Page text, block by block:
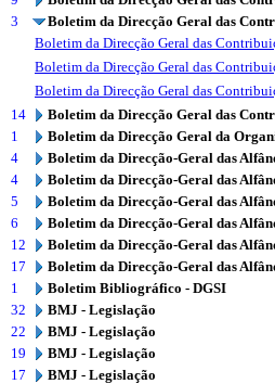
3
Boletim da Direcção Geral das
Boletim da Direcção Geral das
Boletim da Direcção Geral das
Boletim da Direcção Geral das
14
Boletim da Direcção Geral das
1
Boletim da Direcção Geral da
4
Boletim da Direcção-Geral das
4
Boletim da Direcção-Geral das
5
Boletim da Direcção-Geral das
6
Boletim da Direcção-Geral das
12
Boletim da Direcção-Geral das
17
Boletim da Direcção-Geral das
1
Boletim Bibliográfico - DGSI
32
BMJ - Legislação
22
BMJ - Legislação
19
BMJ - Legislação
17
BMJ - Legislação